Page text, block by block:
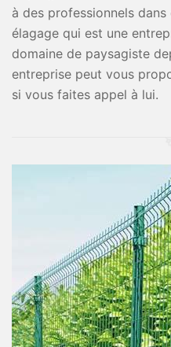
à des professionnels
élagage qui est une
domaine de paysagiste
entreprise peut vous
si vous faites appel à lui.